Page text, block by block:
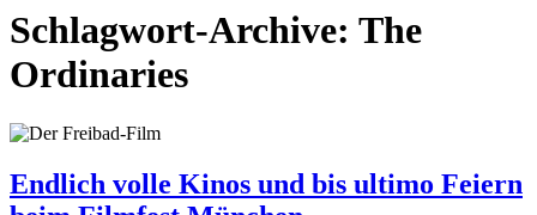
Schlagwort-Archive: The
Ordinaries
Endlich volle Kinos und bis ultimo Feiern